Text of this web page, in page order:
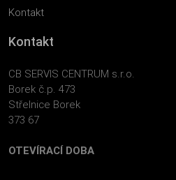
Kontakt
Kontakt
CB SERVIS CENTRUM s.r.o.
Borek č.p. 473
Střelnice Borek
373 67
OTEVÍRACÍ DOBA